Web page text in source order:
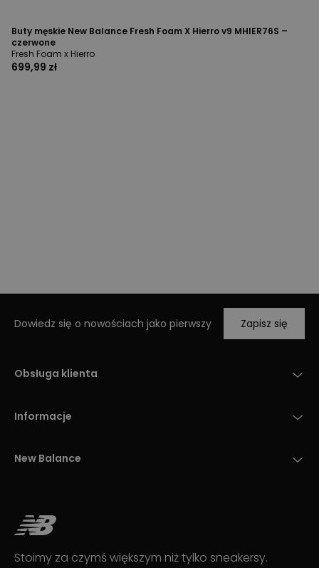
Buty męskie New Balance Fresh Foam X Hierro v9 MHIER76S –
czerwone
Fresh Foam x Hierro
699,99 zł
Dowiedz się o nowościach jako pierwszy Zapisz się
Obsługa klienta
Informacje
New Balance
Stoimy za czymś większym niż tylko sneakersy.